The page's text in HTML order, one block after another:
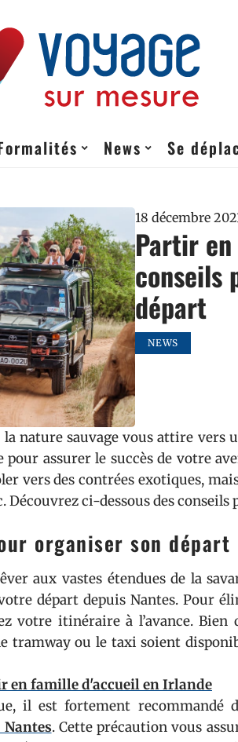
News Se
18 décembre
Partir
conseils
départ
NEWS
la nature sauvage vous attire
pour assurer le succès de votre
vers des contrées exotiques,
Découvrez ci-dessous des
organiser son départ
aux vastes étendues de la
départ depuis Nantes. Pour
votre itinéraire à l’avance.
tramway ou le taxi soient
en famille d'accueil en Irlande
il est fortement recommandé
. Cette précaution vous